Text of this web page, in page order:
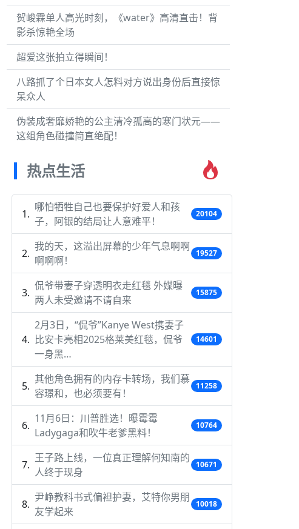
贺峻霖单人高光时刻，《water》高清直击！背
影杀惊艳全场
超爱这张拍立得瞬间！
八路抓了个日本女人怎料对方说出身份后直接惊
呆众人
伪装成奢靡娇艳的公主清冷孤高的寒门状元——
这组角色碰撞简直绝配！
热点生活
哪怕牺牲自己也要保护好爱人和孩
子，阿银的结局让人意难平！
20104
我的天，这溢出屏幕的少年气息啊啊
啊啊啊！
19527
侃爷带妻子穿透明衣走红毯 外媒曝
两人未受邀请不请自来
15875
2月3日，“侃爷”Kanye West携妻子
比安卡亮相2025格莱美红毯，侃爷
一身黑…
14601
其他角色拥有的内存卡转场，我们慕
容璟和，也必须要有！
11258
11月6日：川普胜选！曝霉霉
Ladygaga和吹牛老爹黑料！
10764
王子路上线，一位真正理解何知南的
人终于现身
10671
尹峥教科书式偏袒护妻，艾特你男朋
友学起来
10018